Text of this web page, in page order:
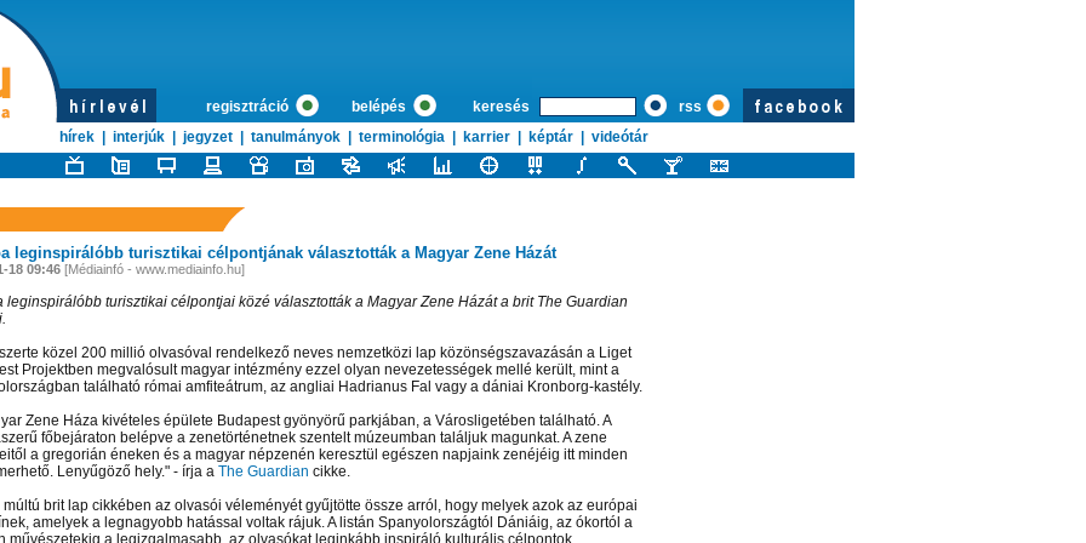
regisztráció belépés keresés
rss
hírek
interjúk jegyzet tanulmányok terminológia karrier képtár videótár
leginspirálóbb turisztikai célpontjának választották a Magyar Zene Házát
18 09:46[Médiainfó - www.mediainfo.hu]
leginspirálóbb turisztikai célpontjai közé választották a Magyar Zene Házát a brit The Guardian
közel 200 millió olvasóval rendelkező neves nemzetközi lap közönségszavazásán a Liget
Projektben megvalósult magyar intézmény ezzel olyan nevezetességek mellé került, mint a
található római amfiteátrum, az angliai Hadrianus Fal vagy a dániai Kronborg-kastély.
Zene Háza kivételes épülete Budapest gyönyörű parkjában, a Városligetében található. A
főbejáraton belépve a zenetörténetnek szentelt múzeumban találjuk magunkat. A zene
a gregorián éneken és a magyar népzenén keresztül egészen napjaink zenéjéig itt minden
Lenyűgöző hely." - írja a The Guardian cikke.
múltú brit lap cikkében az olvasói véleményét gyűjtötte össze arról, hogy melyek azok az európai
amelyek a legnagyobb hatással voltak rájuk. A listán Spanyolországtól Dániáig, az ókortól a
művészetekig a legizgalmasabb, az olvasókat leginkább inspiráló kulturális célpontok